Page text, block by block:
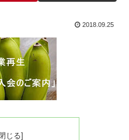
2018.09.25